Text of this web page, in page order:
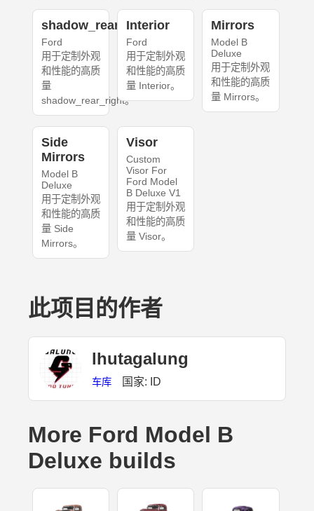
shadow_rear_right
Ford
用于定制外观
和性能的高质
量
shadow_rear_right。
Interior
Ford
用于定制外观
和性能的高质
量 Interior。
Mirrors
Model B
Deluxe
用于定制外观
和性能的高质
量 Mirrors。
Side
Mirrors
Model B
Deluxe
用于定制外观
和性能的高质
量 Side
Mirrors。
Visor
Custom
Visor For
Ford Model
B Deluxe V1
用于定制外观
和性能的高质
量 Visor。
此项目的作者
lhutagalung
车库 国家: ID
More Ford Model B
Deluxe builds